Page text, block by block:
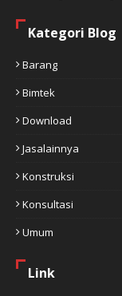
Kategori Blog
Barang
Bimtek
Download
Jasalainnya
Konstruksi
Konsultasi
Umum
Link